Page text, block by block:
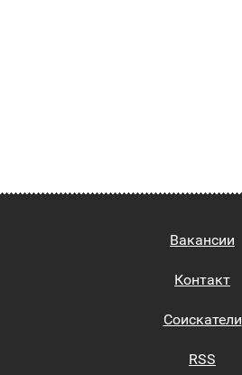
Вакансии
Контакт
Соискатели
RSS